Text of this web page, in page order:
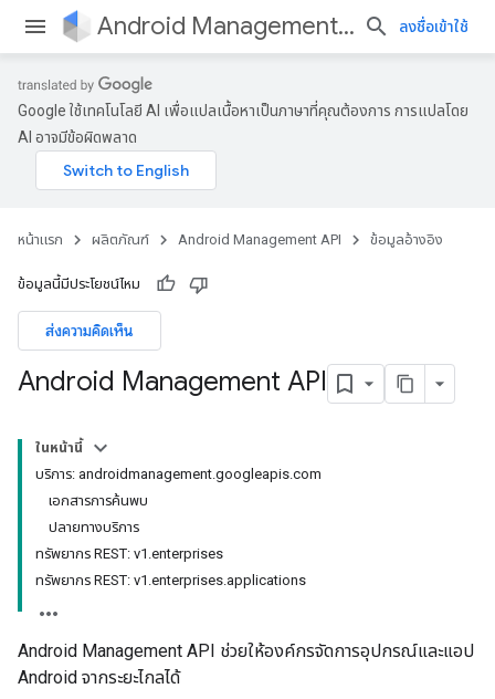
Android Management API ลงชื่อเข้าใช้
Google ใช้เทคโนโลยี AI เพื่อแปลเนื้อหาเป็นภาษาที่คุณต้องการ การแปลโดย
AI อาจมีข้อผิดพลาด
หน้าแรก ผลิตภัณฑ์ Android Management API ข้อมูลอ้างอิง
ข้อมูลนี้มีประโยชน์ไหม
ส่งความคิดเห็น
Android Management API
ในหน้านี้
บริการ: androidmanagement.googleapis.com
เอกสารการค้นพบ
ปลายทางบริการ
ทรัพยากร REST: v1.enterprises
ทรัพยากร REST: v1.enterprises.applications
Android Management API ช่วยให้องค์กรจัดการอุปกรณ์และแอป
Android จากระยะไกลได้